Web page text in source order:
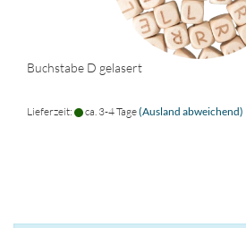
Buchstabe D gelasert
Lieferzeit: ca. 3-4 Tage(Ausland abweichend)